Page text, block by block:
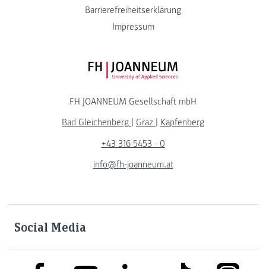
Barrierefreiheitserklärung
Impressum
FH JOANNEUM Logo
FH JOANNEUM Gesellschaft mbH
Bad Gleichenberg
Graz
Kapfenberg
+43 316 5453 - 0
info@fh-joanneum.at
Social Media